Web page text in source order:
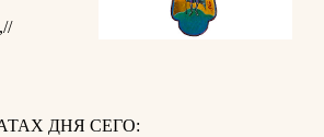
ДНЯ СЕГО: